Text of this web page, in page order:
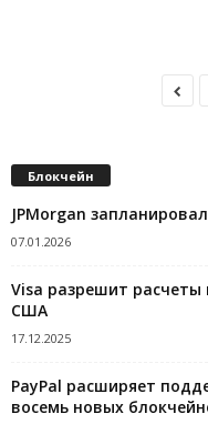
Блокчейн
JPMorgan
07.01.2026
Visa разрешит расчеты
США
17.12.2025
PayPal расширяет
восемь новых